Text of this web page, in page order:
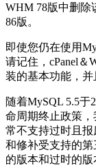
WHM 78版中删除
86版。
即使您仍在使用
请记住，cPanel＆
装的基本功能，并
随着MySQL 5.5于
命周期终止政策，
常不支持过时且
和修补受支持的
的版本和过时的